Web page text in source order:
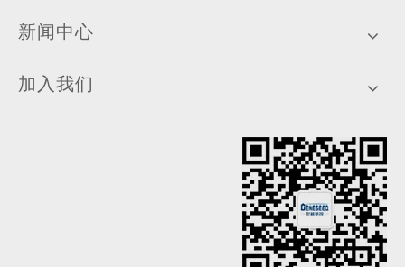
新闻中心
加入我们